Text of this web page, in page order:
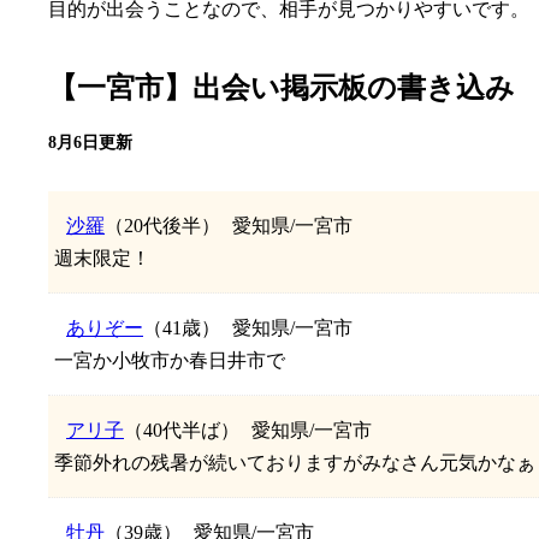
目的が出会うことなので、相手が見つかりやすいです。
【一宮市】出会い掲示板の書き込み
8月6日更新
沙羅 （20代後半）
愛知県/一宮市
週末限定！
ありぞー （41歳）
愛知県/一宮市
一宮か小牧市か春日井市で
アリ子 （40代半ば）
愛知県/一宮市
季節外れの残暑が続いておりますがみなさん元気かなぁ
牡丹 （39歳） 愛知県/一宮市